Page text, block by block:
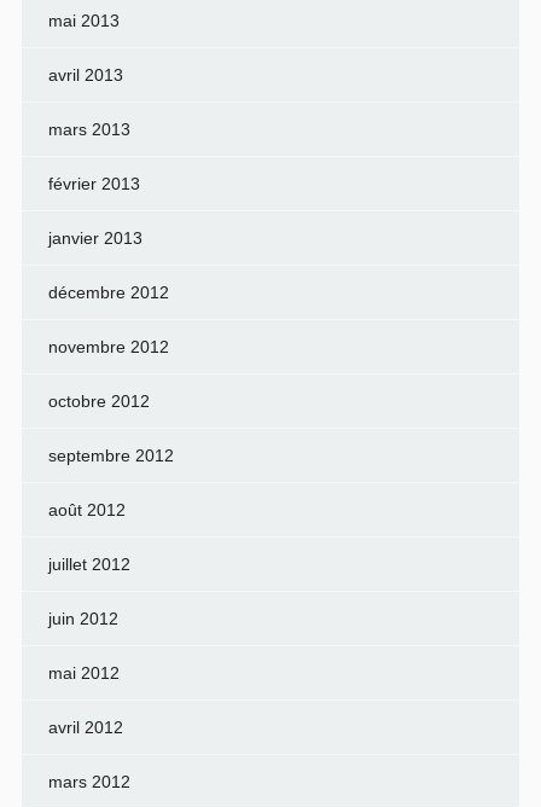
mai 2013
avril 2013
mars 2013
février 2013
janvier 2013
décembre 2012
novembre 2012
octobre 2012
septembre 2012
août 2012
juillet 2012
juin 2012
mai 2012
avril 2012
mars 2012